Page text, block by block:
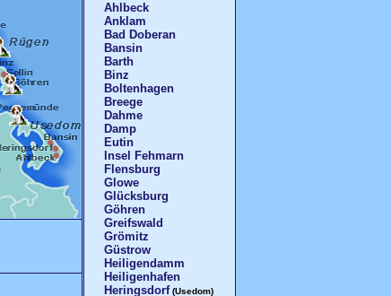
Ahlbeck
Anklam
Bad Doberan
Bansin
Barth
Binz
Boltenhagen
Breege
Dahme
Damp
Eutin
Insel Fehmarn
Flensburg
Glowe
Glücksburg
Göhren
Greifswald
Grömitz
Güstrow
Heiligendamm
Heiligenhafen
Heringsdorf(Usedom)